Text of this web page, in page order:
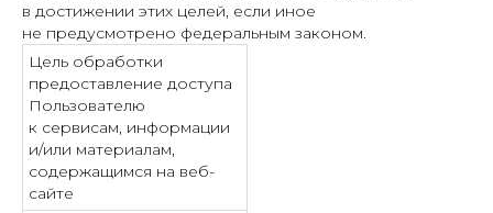
в достижении этих целей, если иное
не предусмотрено федеральным законом.
Цель обработки
предоставление доступа
Пользователю
к сервисам, информации
и/или материалам,
содержащимся на веб-
сайте